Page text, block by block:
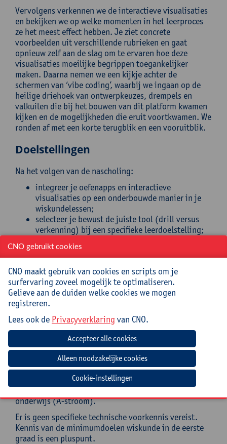
Vervolgens verkennen we de interactieve visualisaties
en bekijken we op welke momenten in het leerproces
ze het meest effect hebben. Je ziet concrete
voorbeelden uit verschillende rubrieken en gaat
opnieuw zelf aan de slag om te ervaren hoe deze
visualisaties moeilijke begrippen toegankelijker
maken. Daarna nemen we een kijkje achter de
schermen van ‘vibe coding’, waarbij we ingaan op de
heilige driehoek van ontwerpkeuzes, drempels en
valkuilen die bij het bouwen van dit platform kwamen
kijken en de mogelijkheden die eruit voortkwamen. We
ronden af met een korte terugblik en een vooruitblik.
Doelstellingen
Na het volgen van de nascholing:
integreer je oefenapps en interactieve
visualisaties op een onderbouwde manier in je
wiskundelessen;
selecteer je bewust de juiste tool (drill versus
verkenning) bij een specifieke leerdoelstelling;
om een interactieve visualisatie in te zetten:
als remediëring;
herken je welke fouttypes je leerlingen maken en
handel je daarnaar met gerichte feedback;
argumenteer je je tool-keuze vanuit didactische
principes (scaffolding, feedback, cognitieve
belasting);
sta je open voor verdere verkenning van AI-
ondersteund ontwerp in je eigen lespraktijk.
Doelgroep
Leerkrachten wiskunde in de eerste graad secundair
onderwijs (A-stroom).
Er is geen specifieke technische voorkennis vereist.
Kennis van de minimumdoelen wiskunde in de eerste
graad is een pluspunt.
CNO gebruikt cookies
CNO maakt gebruik van cookies en scripts om je
surfervaring zoveel mogelijk te optimaliseren.
Gelieve aan de duiden welke cookies we mogen
registreren.
Lees ook de Privacyverklaring van CNO.
Cookie-instellingen